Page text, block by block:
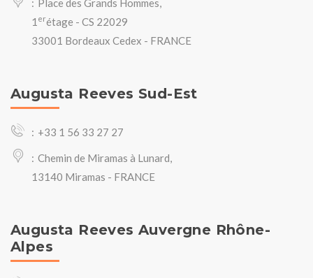
Place des Grands Hommes,
1 erétage - CS 22029
33001 Bordeaux Cedex - FRANCE
Augusta Reeves Sud-Est
+33 1 56 33 27 27
Chemin de Miramas à Lunard,
13140 Miramas - FRANCE
Augusta Reeves Auvergne Rhône-
Alpes